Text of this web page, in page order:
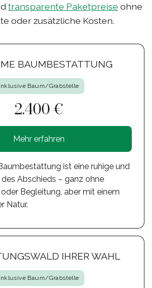
transparente Paketpreise ohne
oder zusätzliche Kosten.
BAUMBESTATTUNG
Baum/Grabstelle
2.400 €
Mehr erfahren
ist eine ruhige und
Abschieds – ganz ohne
Begleitung, aber mit einem
Natur.
IHRER WAHL
Baum/Grabstelle